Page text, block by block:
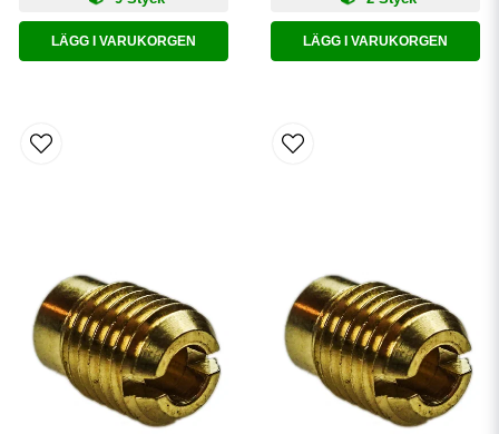
LÄGG I VARUKORGEN LÄGG I VARUKORGEN